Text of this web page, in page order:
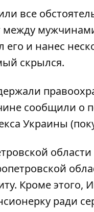
все
его и нанес
скрылся.
сообщили о
Украины
области
. Кроме этого,
ради